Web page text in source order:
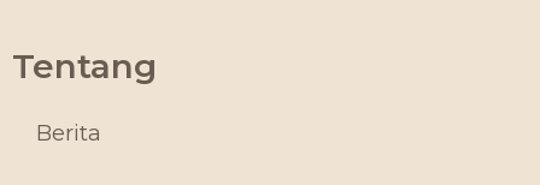
Tentang
Berita